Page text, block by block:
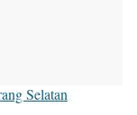
Selatan